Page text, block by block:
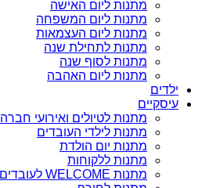
מתנות ליום האישה
מתנות ליום המשפחה
מתנות ליום העצמאות
מתנות לתחילת שנה
מתנות לסוף שנה
מתנות ליום האהבה
ילדים
עיסקיים
מתנות לטיולים ואירועי חברה
מתנות לילדי העובדים
מתנות יום הולדת
מתנות ללקוחות
מתנות WELCOME לעובדים